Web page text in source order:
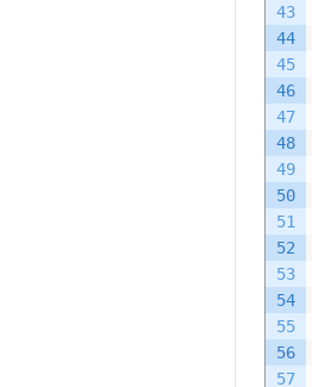
43
44
45
46
47
48
49
50
51
52
53
54
55
56
57